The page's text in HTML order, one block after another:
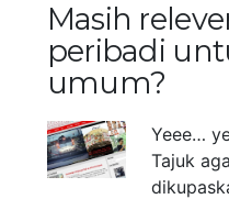
Masih
peribadi
umum?
Yeee…
Tajuk